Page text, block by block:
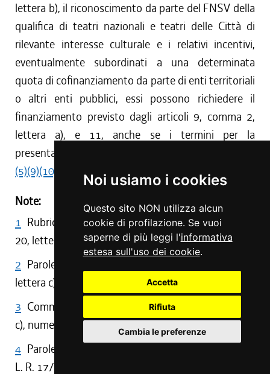
Noi usiamo i cookies
Questo sito NON utilizza alcun
cookie di profilazione. Se vuoi
saperne di più leggi l'informativa
estesa sull'uso dei cookie.
Accetta
Rifiuta
Cambia le preferenze
lettera b), il riconoscimento da parte del FNSV della
qualifica di teatri nazionali e teatri delle Città di
rilevante interesse culturale e i relativi incentivi,
eventualmente subordinati a una determinata
quota di cofinanziamento da parte di enti territoriali
o altri enti pubblici, essi possono richiedere il
finanziamento previsto dagli articoli 9, comma 2,
lettera a), e 11, anche se i termini per la
presentazione delle domande sono scaduti.
(5)(9)(10)
Note:
1 Rubrica dell'articolo sostituita da art. 3, comma
20, lettera c), numero 1), L. R. 33/2015
2 Parole sostituite al comma 1 da art. 3, comma 20,
lettera c), numero 2), L. R. 33/2015
3 Comma 2 sostituito da art. 3, comma 20, lettera
c), numero 3), L. R. 33/2015
4 Parole aggiunte al comma 2 da art. 3, comma 1,
L. R. 17/2016